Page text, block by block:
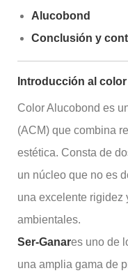
Alucobond
Conclusión y
Introducción al
Color Alucobond es
(ACM) que combina
estética. Consta de
un núcleo que no es
una excelente rigidez
ambientales.
Ser-Ganares uno de
una amplia gama de